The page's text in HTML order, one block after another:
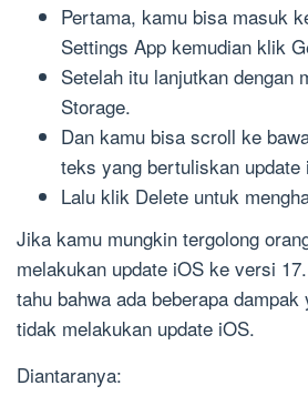
Pertama, kamu bisa masuk
Settings App kemudian klik
Setelah itu lanjutkan dengan
Storage.
Dan kamu bisa scroll ke
teks yang bertuliskan update
Lalu klik Delete untuk
Jika kamu mungkin tergolong
melakukan update iOS ke versi
tahu bahwa ada beberapa
tidak melakukan update iOS.
Diantaranya: